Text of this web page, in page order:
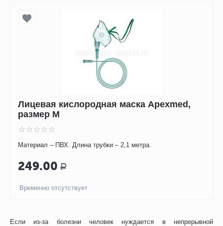
Если из-за болезни человек нуждается в непрерывной
Лицевая кислородная маска Apexmed,
размер M
Материал – ПВХ. Длина трубки – 2,1 метра.
249.00 Р
Временно отсутствует